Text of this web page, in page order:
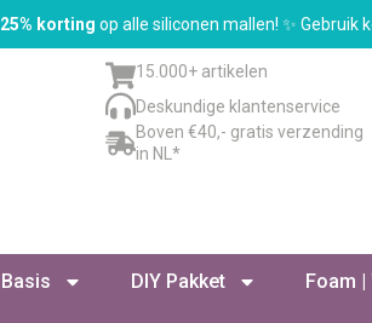
25% korting op alle siliconen mallen! ✨ Gebruik
15.000+ artikelen
Deskundige klantenservice
Boven €40,- gratis verzending
in NL*
Basis DIY Pakket Foam |